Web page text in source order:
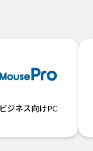
ビジネス向けPC